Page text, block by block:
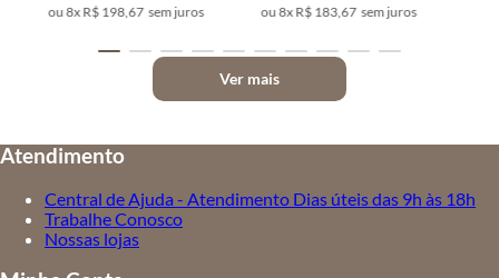
8x R$ 198,67 sem juros 8x R$ 183,67 sem juros
Ver mais
Atendimento
Central de Ajuda - Atendimento Dias úteis das 9h às 18h
Trabalhe Conosco
Nossas lojas